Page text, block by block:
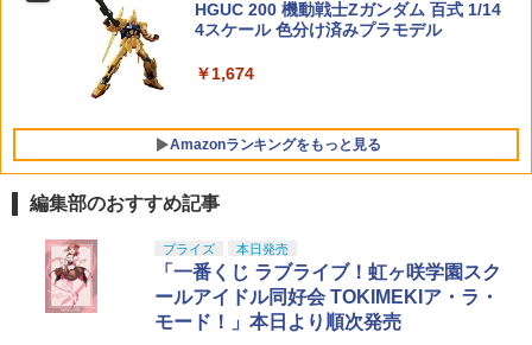
-010 (グリーン/迷彩, フリー)
装済み可動フィギュア
HGUC 200 機動戦士Zガンダム 百式 1/14
4スケール 色分け済みプラモデル
￥1,674
Amazonランキングをもっと見る
東京マルイ(TOKYO MARUI) No.25 コル
ト ガバメント HG 18歳以上エアーHOP
ハンドガン
￥3,384
LOCTITE(ロックタイト) シールはがし
プレミアム 220ml
￥1,013
編集部のおすすめ記事
プライズ 本日発売
「一番くじ ラブライブ！虹ヶ咲学園スク
ールアイドル同好会 TOKIMEKIア・ラ・
モード！」本日より順次発売